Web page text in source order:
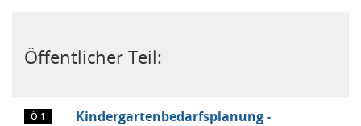
Öffentlicher Teil:
Ö 1
Kindergartenbedarfsplanung -